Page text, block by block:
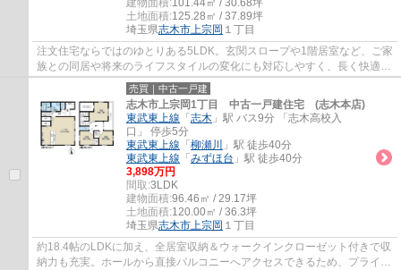
建物面積:101.44㎡ / 30.68坪
土地面積:125.28㎡ / 37.89坪
埼玉県志木市上宗岡 １丁目
注文住宅ならではのゆとりある5LDK。玄関スロープや1階居室など、ご家
族との同居や将来のライフスタイルの変化にも対応しやすく、長く快適に
暮らせます。内装リフォーム済で気持ちよく...
売買｜中古一戸建
志木市上宗岡1丁目 中古一戸建住宅 (志木本店)
東武東上線 「 志木 」駅 バス9分 「志木高校入
口」 停歩5分
東武東上線 「 柳瀬川
」駅 徒歩40分
東武東上線 「 みずほ台 」駅 徒歩40分
3,898万円
間取:3LDK
建物面積:96.46㎡ / 29.17坪
土地面積:120.00㎡ / 36.3坪
埼玉県志木市上宗岡 １丁目
約18.4帖のLDKに加え、全居室収納＆ウォークインクローゼット付きで収
納力も充実。ホールから直接バルコニーへアクセスできるため、プライバ